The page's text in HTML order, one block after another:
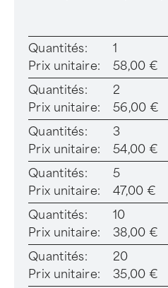
Quantités:
1
Prix unitaire:
58,00 €
Quantités:
2
Prix unitaire:
56,00 €
Quantités:
3
Prix unitaire:
54,00 €
Quantités:
5
Prix unitaire:
47,00 €
Quantités:
10
Prix unitaire:
38,00 €
Quantités:
20
Prix unitaire:
35,00 €